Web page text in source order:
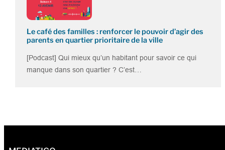
Le café des familles : renforcer le pouvoir d’agir des
parents en quartier prioritaire de la ville
[Podcast] Qui mieux qu’un habitant pour savoir ce qui
manque dans son quartier ? C’est…